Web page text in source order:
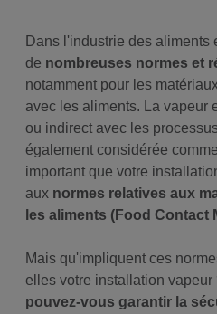
Dans l'industrie des aliments
de nombreuses normes et
notamment pour les
avec les aliments. La vapeur
ou indirect avec les
également considérée
important que votre
aux normes relatives aux
les aliments (Food Contact
Mais qu'impliquent ces
elles votre installation vapeur
pouvez-vous garantir la